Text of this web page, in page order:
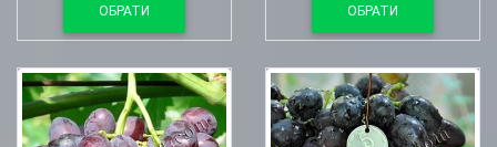
ОБРАТИ ОБРАТИ